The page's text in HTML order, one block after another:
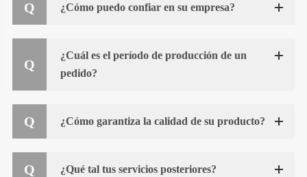
¿Cómo puedo confiar en su empresa?
¿Cuál es el período de producción de un
pedido?
¿Cómo garantiza la calidad de su producto?
¿Qué tal tus servicios posteriores?